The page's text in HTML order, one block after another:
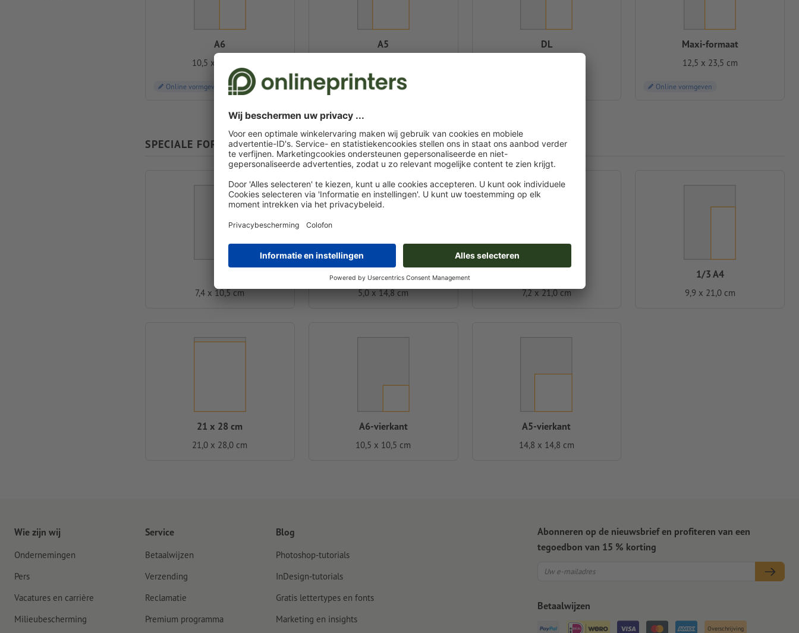
A6
10,5 x 14,8 cm
Online vormgeven
A5
Online vormgeven
DL Maxi-formaat
12,5 x 23,5 cm
Online vormgeven
SPECIALE FORMATEN
7,4 x 10,5 cm
A6 half
5,0 x 14,8 cm 7,2 x 21,0 cm
1/3 A4
9,9 x 21,0 cm
21 x 28 cm
21,0 x 28,0 cm
A6-vierkant
10,5 x 10,5 cm
A5-vierkant
14,8 x 14,8 cm
Wie zijn wij
Ondernemingen
Pers
Vacatures en carrière
Milieubescherming
Service
Betaalwijzen
Verzending
Reclamatie
Premium programma
Blog
Photoshop-tutorials
InDesign-tutorials
Gratis lettertypes en fonts
Marketing en insights
Abonneren op de nieuwsbrief en profiteren van een
tegoedbon van 15 % korting
Betaalwijzen
Overschrijving